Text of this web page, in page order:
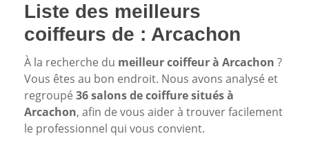
Liste des meilleurs
coiffeurs de : Arcachon
À la recherche du meilleur coiffeur à Arcachon ?
Vous êtes au bon endroit. Nous avons analysé et
regroupé 36 salons de coiffure situés à
Arcachon, afin de vous aider à trouver facilement
le professionnel qui vous convient.